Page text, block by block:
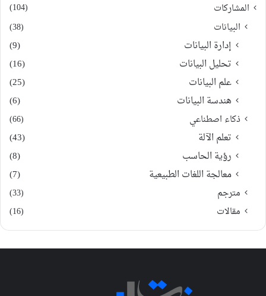
المشاركات (104)
البيانات (38)
إدارة البيانات
(9)
تحليل البيانات
(16)
علم البيانات
(25)
هندسة البيانات
(6)
ذكاء اصطناعي (66)
تعلم الآلة
(43)
رؤية الحاسب
(8)
معالجة اللغات الطبيعية
(7)
مترجم
(33)
مقالات
(16)